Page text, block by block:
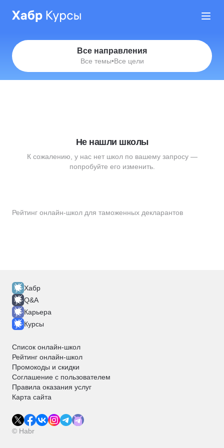
Все направления
Все темы•Все цели
Рейтинг онлайн-школ для таможенных декларантов
Не нашли школы
К сожалению, у нас нет школ по вашему запросу —
попробуйте его изменить.
Хабр
Q&A
Карьера
Курсы
Список онлайн-школ
Рейтинг онлайн-школ
Промокоды и скидки
Соглашение с пользователем
Правила оказания услуг
Карта сайта
© Habr